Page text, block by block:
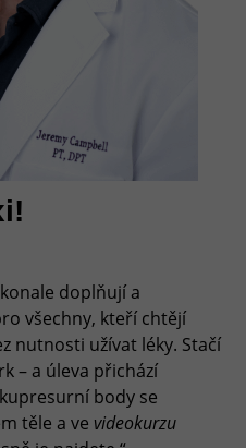
doplňují a
všechny, kteří chtějí
nutnosti užívat léky. Stačí
– a úleva přichází
body se
těle a ve videokurzu